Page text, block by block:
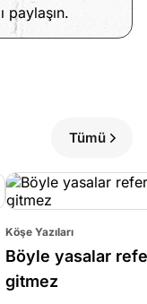
paylaşın.
Tümü
Köşe Yazıları
Böyle yasalar
gitmez